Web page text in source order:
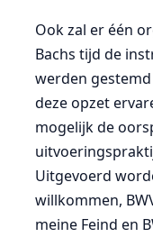
Ook zal er één
Bachs tijd de
werden
deze opzet
mogelijk de
Uitgevoerd
willkommen,
meine Feind en